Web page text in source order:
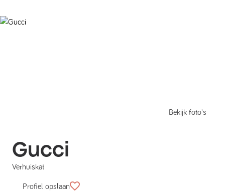
Bekijk foto's
Gucci
Verhuiskat
Profiel opslaan